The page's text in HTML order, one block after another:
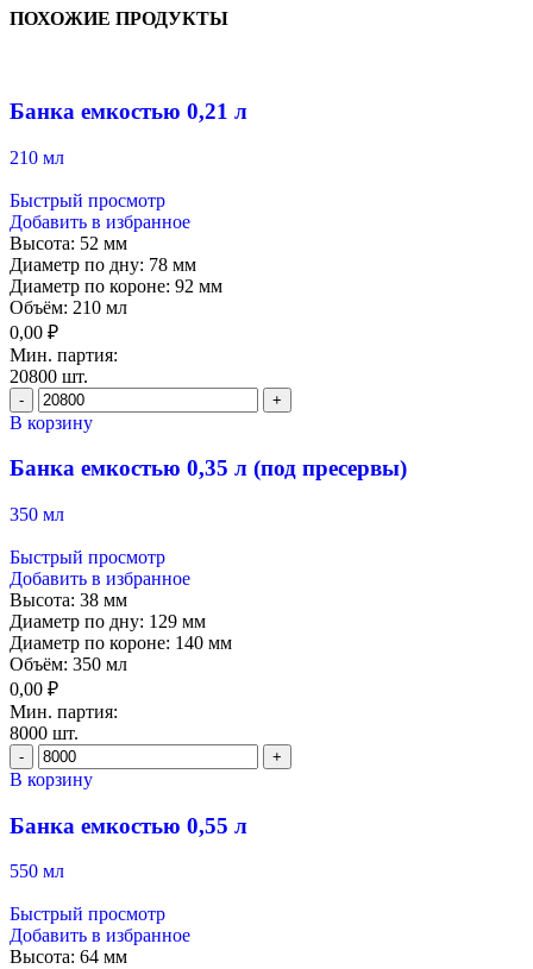
ПОХОЖИЕ ПРОДУКТЫ
Банка емкостью 0,21 л
210 мл
Быстрый просмотр
Добавить в избранное
Высота: 52 мм
Диаметр по дну: 78 мм
Диаметр по короне: 92 мм
Объём: 210 мл
0,00 ₽
Мин. партия:
20800 шт.
В корзину
Банка емкостью 0,35 л (под пресервы)
350 мл
Быстрый просмотр
Добавить в избранное
Высота: 38 мм
Диаметр по дну: 129 мм
Диаметр по короне: 140 мм
Объём: 350 мл
0,00 ₽
Мин. партия:
8000 шт.
В корзину
Банка емкостью 0,55 л
550 мл
Быстрый просмотр
Добавить в избранное
Высота: 64 мм